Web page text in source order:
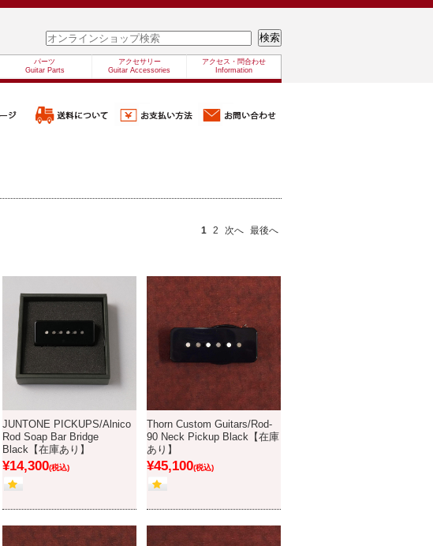
パーツ
Guitar Parts
アクセサリー
Guitar Accessories
アクセス・問合わせ
Information
1 2 次へ 最後へ
JUNTONE PICKUPS/Alnico
Rod Soap Bar Bridge
Black【在庫あり】
¥14,300(税込)
Thorn Custom Guitars/Rod-
90 Neck Pickup Black【在庫
あり】
¥45,100(税込)